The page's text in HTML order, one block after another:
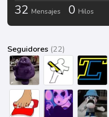
32 Mensajes 0 Hilos
Seguidores (22)